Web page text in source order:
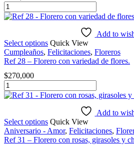
Ref
27
con
rosas
y
cantidad
Add to
Select options Quick View
Cumpleaños, Felicitaciones, Floreros
Ref 28 – Florero con variedad de flores.
$270,000
Ref
28
con
variedad
de
Add to
Select options Quick View
Aniversario - Amor, Felicitaciones,
Ref 31 – Florero con rosas, girasoles y